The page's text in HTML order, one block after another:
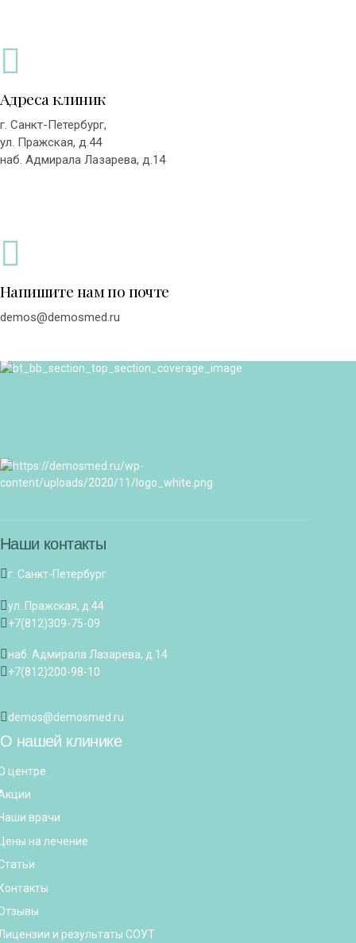
Адреса клиник
г. Санкт-Петербург,
ул. Пражская, д.44
наб. Адмирала Лазарева, д.14
Напишите нам по почте
demos@demosmed.ru
Наши контакты
г. Санкт-Петербург
ул. Пражская, д.44
+7(812)309-75-09
наб. Адмирала Лазарева, д.14
+7(812)200-98-10
demos@demosmed.ru
О нашей клинике
центре
врачи
на лечение
и результаты СОУТ